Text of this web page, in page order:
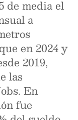
de media el
a
en 2024 y
2019,
las
En
fue